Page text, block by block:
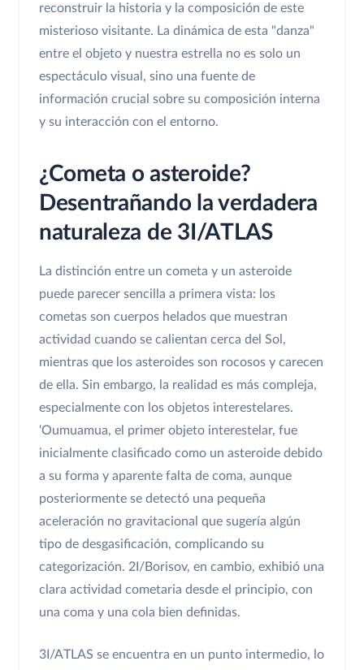
reconstruir la historia y la composición de este
misterioso visitante. La dinámica de esta "danza"
entre el objeto y nuestra estrella no es solo un
espectáculo visual, sino una fuente de
información crucial sobre su composición interna
y su interacción con el entorno.
¿Cometa o asteroide?
Desentrañando la verdadera
naturaleza de 3I/ATLAS
La distinción entre un cometa y un asteroide
puede parecer sencilla a primera vista: los
cometas son cuerpos helados que muestran
actividad cuando se calientan cerca del Sol,
mientras que los asteroides son rocosos y carecen
de ella. Sin embargo, la realidad es más compleja,
especialmente con los objetos interestelares.
‘Oumuamua, el primer objeto interestelar, fue
inicialmente clasificado como un asteroide debido
a su forma y aparente falta de coma, aunque
posteriormente se detectó una pequeña
aceleración no gravitacional que sugería algún
tipo de desgasificación, complicando su
categorización. 2I/Borisov, en cambio, exhibió una
clara actividad cometaria desde el principio, con
una coma y una cola bien definidas.
3I/ATLAS se encuentra en un punto intermedio, lo